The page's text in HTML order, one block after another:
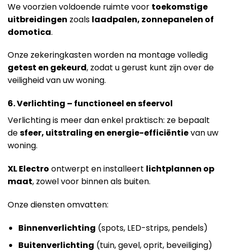
We voorzien voldoende ruimte voor toekomstige
uitbreidingen zoals laadpalen, zonnepanelen of
domotica.
Onze zekeringkasten worden na montage volledig
getest en gekeurd, zodat u gerust kunt zijn over de
veiligheid van uw woning.
6. Verlichting – functioneel en sfeervol
Verlichting is meer dan enkel praktisch: ze bepaalt
desfeer, uitstraling en energie-efficiëntievan uw
woning.
XL Electro ontwerpt en installeert lichtplannen op
maat, zowel voor binnen als buiten.
Onze diensten omvatten:
Binnenverlichting (spots, LED-strips, pendels)
Buitenverlichting (tuin, gevel, oprit, beveiliging)